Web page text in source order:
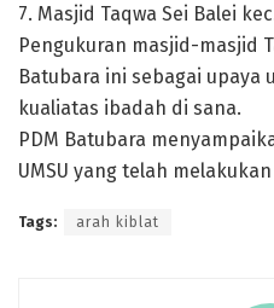
7. Masjid Taqwa Sei Balei
Pengukuran masjid-masjid
Batubara ini sebagai upaya
kualiatas ibadah di sana.
PDM Batubara
UMSU yang telah
Tags: arah kiblat